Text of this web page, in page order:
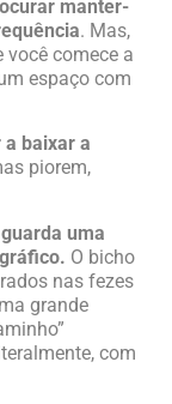
manter-
. Mas,
você comece a
espaço com
baixar a
piorem,
uma
O bicho
nas fezes
grande
com